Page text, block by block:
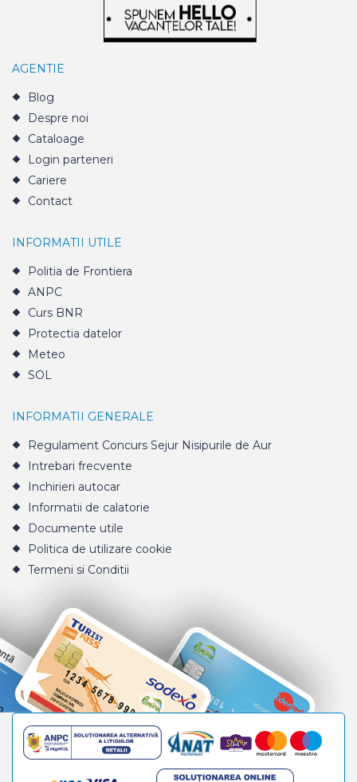
AGENTIE
Blog
Despre noi
Cataloage
Login parteneri
Cariere
Contact
INFORMATII UTILE
Politia de Frontiera
ANPC
Curs BNR
Protectia datelor
Meteo
SOL
INFORMATII GENERALE
Regulament Concurs Sejur Nisipurile de Aur
Intrebari frecvente
Inchirieri autocar
Informatii de calatorie
Documente utile
Politica de utilizare cookie
Termeni si Conditii